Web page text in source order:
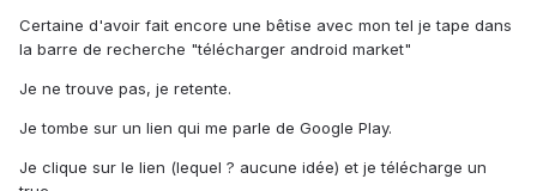
Certaine d'avoir fait encore une bêtise avec mon tel je tape dans
la barre de recherche "télécharger android market"
Je ne trouve pas, je retente.
Je tombe sur un lien qui me parle de Google Play.
Je clique sur le lien (lequel ? aucune idée) et je télécharge un